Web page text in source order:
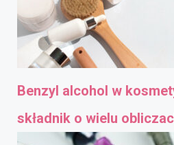
Benzyl alcohol w
składnik o wielu